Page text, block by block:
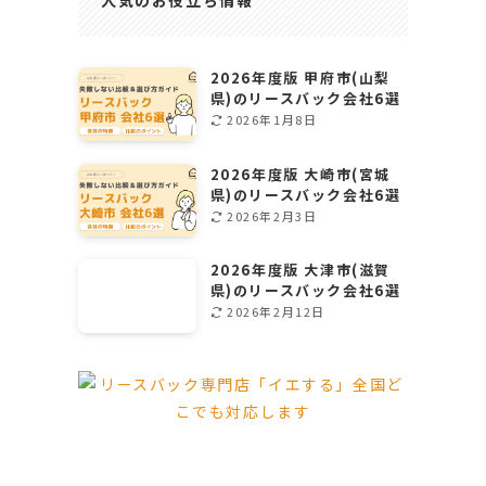
2026年度版 甲府市(山梨
県)のリースバック会社6選
2026年1月8日
2026年度版 大崎市(宮城
県)のリースバック会社6選
2026年2月3日
2026年度版 大津市(滋賀
県)のリースバック会社6選
2026年2月12日